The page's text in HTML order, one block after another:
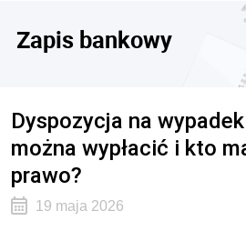
Zapis bankowy
Dyspozycja na
można wypłacić i kto
prawo?
19 maja 2026